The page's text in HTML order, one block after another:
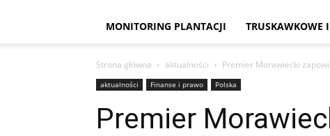
MONITORING PLANTACJI TRUSKAWKOWE
Strona główna aktualności Premier Morawiecki
aktualności Finanse i prawo Polska
Premier